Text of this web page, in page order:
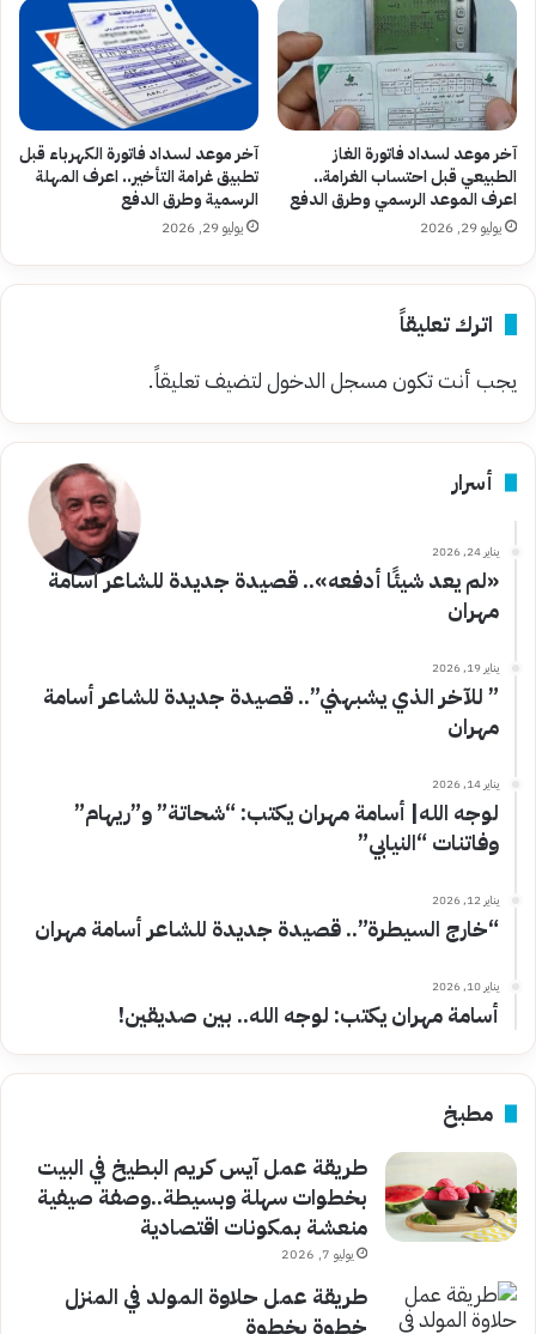
آخر موعد لسداد فاتورة الغاز
الطبيعي قبل احتساب الغرامة..
اعرف الموعد الرسمي وطرق الدفع
يوليو 29, 2026
آخر موعد لسداد فاتورة الكهرباء قبل
تطبيق غرامة التأخير.. اعرف المهلة
الرسمية وطرق الدفع
يوليو 29, 2026
اترك تعليقاً
يجب أنت تكونمسجل الدخوللتضيف تعليقاً.
أسرار
يناير 24, 2026
«لم يعد شيئًا أدفعه».. قصيدة جديدة للشاعر أسامة
مهران
يناير 19, 2026
” للآخر الذي يشبهني”.. قصيدة جديدة للشاعر أسامة
مهران
يناير 14, 2026
لوجه الله| أسامة مهران يكتب: “شحاتة” و”ريهام”
وفاتنات “النيابي”
يناير 12, 2026
“خارج السيطرة”.. قصيدة جديدة للشاعر أسامة مهران
يناير 10, 2026
أسامة مهران يكتب: لوجه الله.. بين صديقين!
مطبخ
طريقة عمل آيس كريم البطيخ في البيت
بخطوات سهلة وبسيطة..وصفة صيفية
منعشة بمكونات اقتصادية
يوليو 7, 2026
طريقة عمل حلاوة المولد في المنزل
خطوة بخطوة